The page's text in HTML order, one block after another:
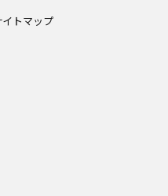
イトマップ